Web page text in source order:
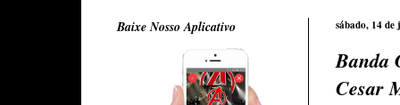
sábado, 14 de
Banda
Cesar
Baixe Nosso Aplicativo